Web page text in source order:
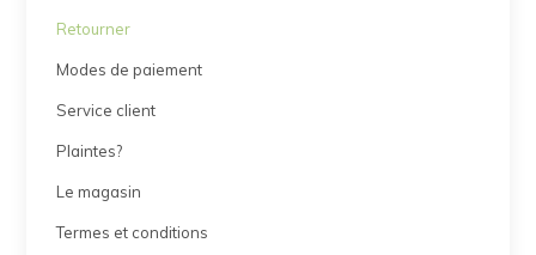
Retourner
Modes de paiement
Service client
Plaintes?
Le magasin
Termes et conditions